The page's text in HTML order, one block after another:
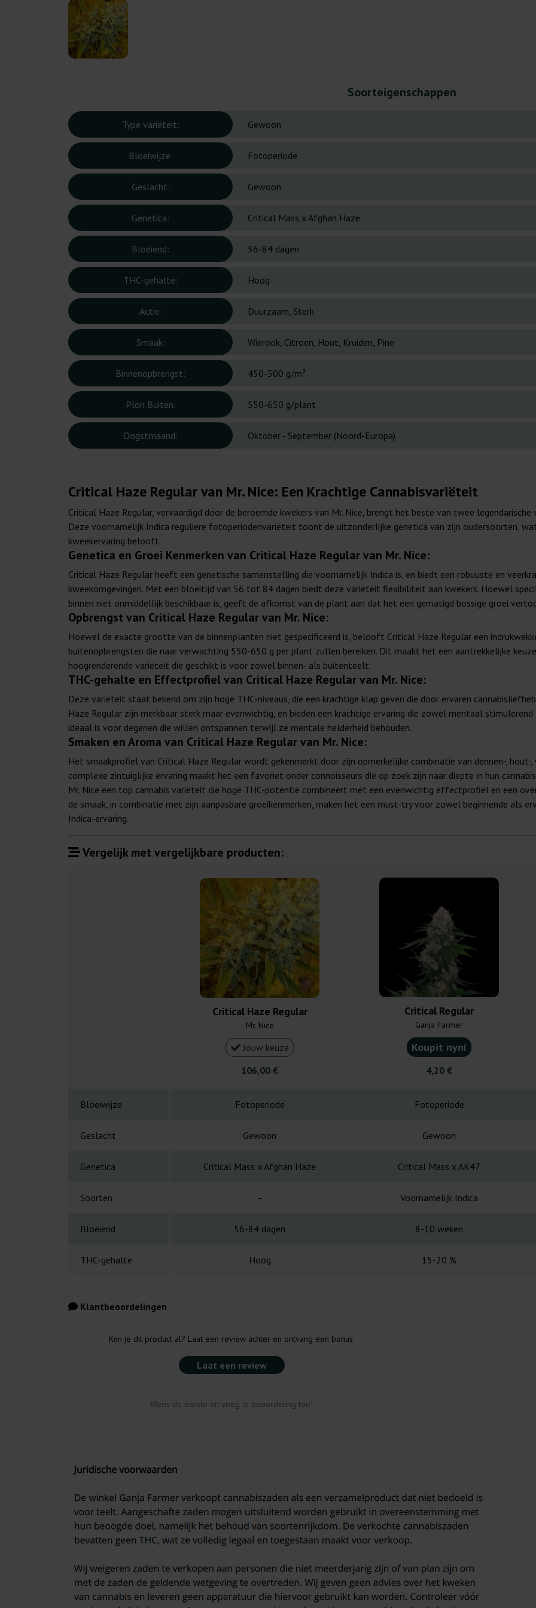
Soorteigenschappen
Type variëteit: Gewoon
Bloeiwijze: Fotoperiode
Geslacht: Gewoon
Genetica: Critical Mass x Afghan Haze
Bloeiend: 56-84 dagen
THC-gehalte: Hoog
Actie: Duurzaam, Sterk
Smaak: Wierook, Citroen, Hout, Kruiden, Pine
Binnenopbrengst: 450-500 g/m²
Plon Buiten: 550-650 g/plant
Oogstmaand: Oktober - September (Noord-Europa)
Critical Haze Regular van Mr. Nice: Een Krachtige Cannabisvariëteit
Critical Haze Regular, vervaardigd door de beroemde kwekers van Mr. Nice, brengt het beste van twee
Deze voornamelijk Indica reguliere fotoperiodenvariëteit toont de uitzonderlijke genetica van zijn oudersoorten,
kweekervaring belooft.
Genetica en Groei Kenmerken van Critical Haze Regular van Mr. Nice:
Critical Haze Regular heeft een genetische samenstelling die voornamelijk Indica is, en biedt een robuuste en
kweekomgevingen. Met een bloeitijd van 56 tot 84 dagen biedt deze variëteit flexibiliteit aan kwekers. Hoewel
binnen niet onmiddellijk beschikbaar is, geeft de afkomst van de plant aan dat het een gematigd bossige groei
Opbrengst van Critical Haze Regular van Mr. Nice:
Hoewel de exacte grootte van de binnenplanten niet gespecificeerd is, belooft Critical Haze Regular een
buitenopbrengsten die naar verwachting 550-650 g per plant zullen bereiken. Dit maakt het een aantrekkelijke
hoogrenderende variëteit die geschikt is voor zowel binnen- als buitenteelt.
THC-gehalte en Effectprofiel van Critical Haze Regular van Mr. Nice:
Deze variëteit staat bekend om zijn hoge THC-niveaus, die een krachtige klap geven die door ervaren
Haze Regular zijn merkbaar sterk maar evenwichtig, en bieden een krachtige ervaring die zowel mentaal
ideaal is voor degenen die willen ontspannen terwijl ze mentale helderheid behouden.
Smaken en Aroma van Critical Haze Regular van Mr. Nice:
Het smaakprofiel van Critical Haze Regular wordt gekenmerkt door zijn opmerkelijke combinatie van dennen-, hout-
complexe zintuiglijke ervaring maakt het een favoriet onder connoisseurs die op zoek zijn naar diepte in hun
Mr. Nice een top cannabis variëteit die hoge THC-potentie combineert met een evenwichtig effectprofiel en een
de smaak, in combinatie met zijn aanpasbare groeikenmerken, maken het een must-try voor zowel beginnende als
Indica-ervaring.
Vergelijk met vergelijkbare producten:
Critical Haze Regular
Mr. Nice
Jouw keuze
106,00 €
Critical Regular
Ganja Farmer
Koupit nyní
4,20 €
Bloeiwijze Fotoperiode Fotoperiode
Geslacht Gewoon Gewoon
Genetica Critical Mass x Afghan Haze Critical Mass x AK47
Soorten - Voornamelijk Indica
Bloeiend 56-84 dagen 8-10 weken
THC-gehalte Hoog 15-20 %
Klantbeoordelingen
Ken je dit product al? Laat een review achter en ontvang een bonus.
Laat een review
Wees de eerste en voeg je beoordeling toe!